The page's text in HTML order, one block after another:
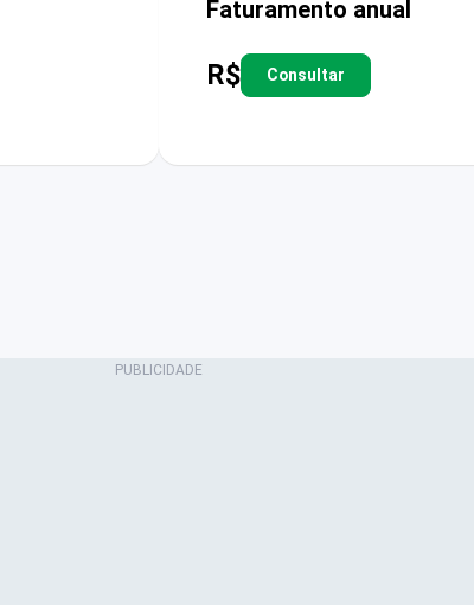
Faturamento anual
R$ Consultar